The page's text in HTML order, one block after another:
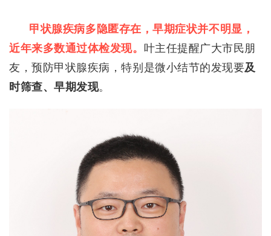
甲状腺疾病多隐匿存在 ，早期症状并不明显，
近年来多数通过体检发现。 叶主任提醒广大市民朋
友，预防甲状腺疾病，特别是微小结节的发现要及
时筛查、早期发现。